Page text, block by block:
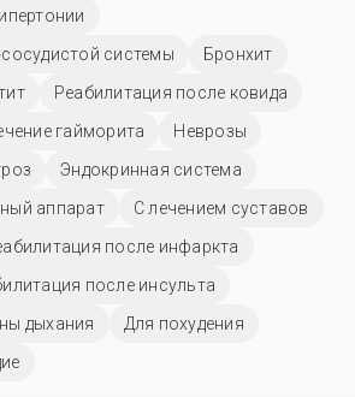
системы
Бронхит
Реабилитация после ковида
гайморита
Неврозы
Эндокринная система
аппарат
С лечением суставов
после инфаркта
после инсульта
дыхания
Для похудения